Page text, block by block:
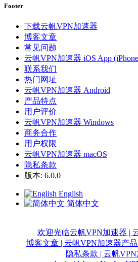
Footer
下载云帆VPN加速器
博客文章
常见问题
云帆VPN加速器 iOS App
联系我们
热门网址
云帆VPN加速器 Android
产品特点
用户评价
云帆VPN加速器 Windows
商务合作
用户权限
云帆VPN加速器 macOS
隐私条款
版本: 6.0.0
English
简体中文
欢迎光临云帆VPN加速器 |
博客文章 | 云帆VPN加速器产
隐私条款 | 云帆